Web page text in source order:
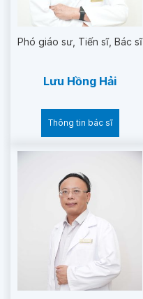
Phó giáo sư Tiến sĩ Bác sĩ
Lưu Hồng Hải
Thông tin bác sĩ